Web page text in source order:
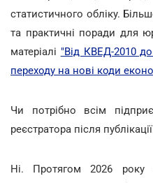
статистичного обліку.
та практичні поради для
матеріалі "Від КВЕД-2010
переходу на нові коди
Чи потрібно всім
реєстратора після
Ні. Протягом 2026 року